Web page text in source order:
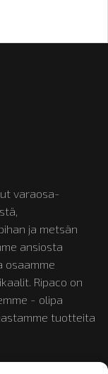
varaosa-
ja metsän
ansiosta
osaamme
Ripaco on
- olipa
tuotteita